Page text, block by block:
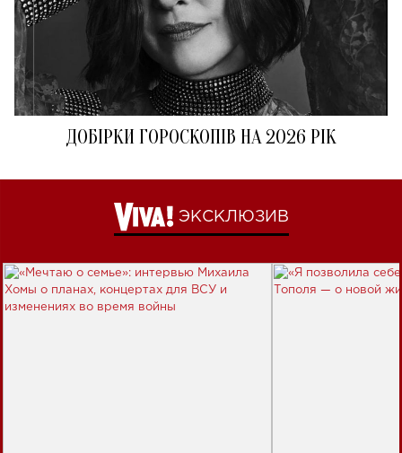
ДОБІРКИ ГОРОСКОПІВ НА 2026 РІК
ЭКСКЛЮЗИВ